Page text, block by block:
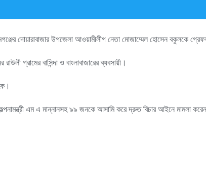
দোয়ারাবাজার উপজেলা আওয়ামীলীগ নেতা মোজাম্মেল হোসেন বকুলকে
গ্রামের বাসিন্দা ও বাংলাবাজারের ব্যবসায়ী।
এম এ মান্নানসহ ৯৯ জনকে আসামি করে দ্রুত বিচার আইনে মামলা